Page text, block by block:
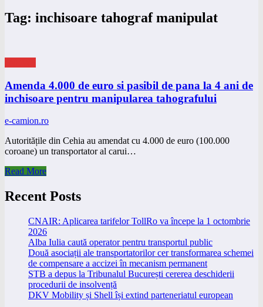
Tag: inchisoare tahograf manipulat
Amenda 4.000 de euro si pasibil de pana la 4 ani de
inchisoare pentru manipularea tahografului
e-camion.ro
Autoritățile din Cehia au amendat cu 4.000 de euro (100.000
coroane) un transportator al carui…
Read More
Recent Posts
CNAIR: Aplicarea tarifelor TollRo va începe la 1 octombrie
2026
Alba Iulia caută operator pentru transportul public
Două asociații ale transportatorilor cer transformarea schemei
de compensare a accizei în mecanism permanent
STB a depus la Tribunalul București cererea deschiderii
procedurii de insolvență
DKV Mobility și Shell își extind parteneriatul european